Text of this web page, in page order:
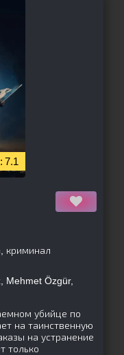
7.1
криминал
Mehmet Özgür,
убийце по
на таинственную
на устранение
только